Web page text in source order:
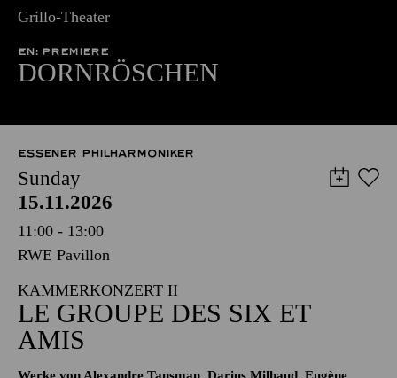
Grillo-Theater
EN: PREMIERE
DORNRÖSCHEN
ESSENER PHILHARMONIKER
Sunday
15.11.2026
11:00 - 13:00
RWE Pavillon
KAMMERKONZERT II
LE GROUPE DES SIX ET
AMIS